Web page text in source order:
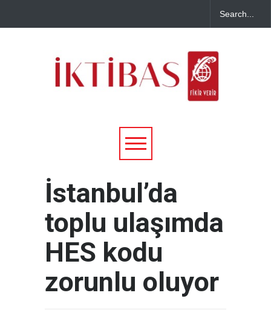
İstanbul’da
toplu ulaşımda
HES kodu
zorunlu oluyor